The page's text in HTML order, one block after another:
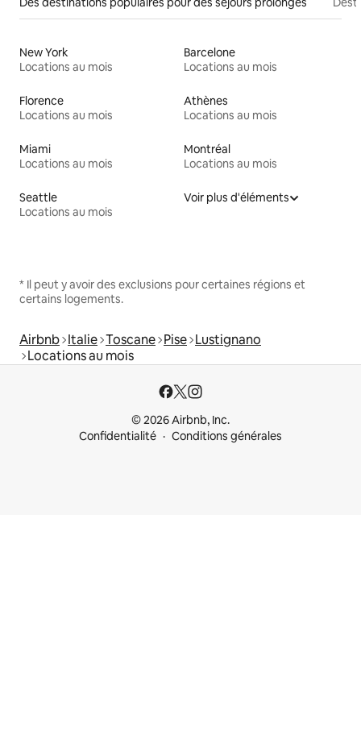
New York
Locations au mois
Barcelone
Locations au mois
Florence
Locations au mois
Athènes
Locations au mois
Miami
Locations au mois
Montréal
Locations au mois
Seattle
Locations au mois
Voir plus d'éléments
* Il peut y avoir des exclusions pour certaines régions et
certains logements.
Airbnb Italie Toscane Pise Lustignano
Locations au mois
© 2026 Airbnb, Inc.
Confidentialité
Conditions générales